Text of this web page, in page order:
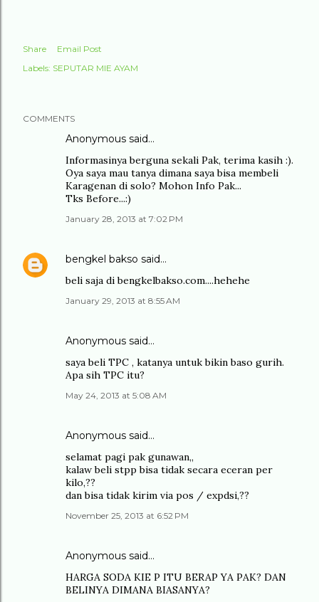
Share
Email Post
Labels: SEPUTAR MIE AYAM
COMMENTS
Anonymous said…
Informasinya berguna sekali Pak, terima kasih :).
Oya saya mau tanya dimana saya bisa membeli
Karagenan di solo? Mohon Info Pak...
Tks Before...:)
January 28, 2013 at 7:02 PM
bengkel bakso said…
beli saja di bengkelbakso.com....hehehe
January 29, 2013 at 8:55 AM
Anonymous said…
saya beli TPC , katanya untuk bikin baso gurih.
Apa sih TPC itu?
May 24, 2013 at 5:08 AM
Anonymous said…
selamat pagi pak gunawan,,
kalaw beli stpp bisa tidak secara eceran per
kilo,??
dan bisa tidak kirim via pos / expdsi,??
November 25, 2013 at 6:52 PM
Anonymous said…
HARGA SODA KIE P ITU BERAP YA PAK? DAN
BELINYA DIMANA BIASANYA?